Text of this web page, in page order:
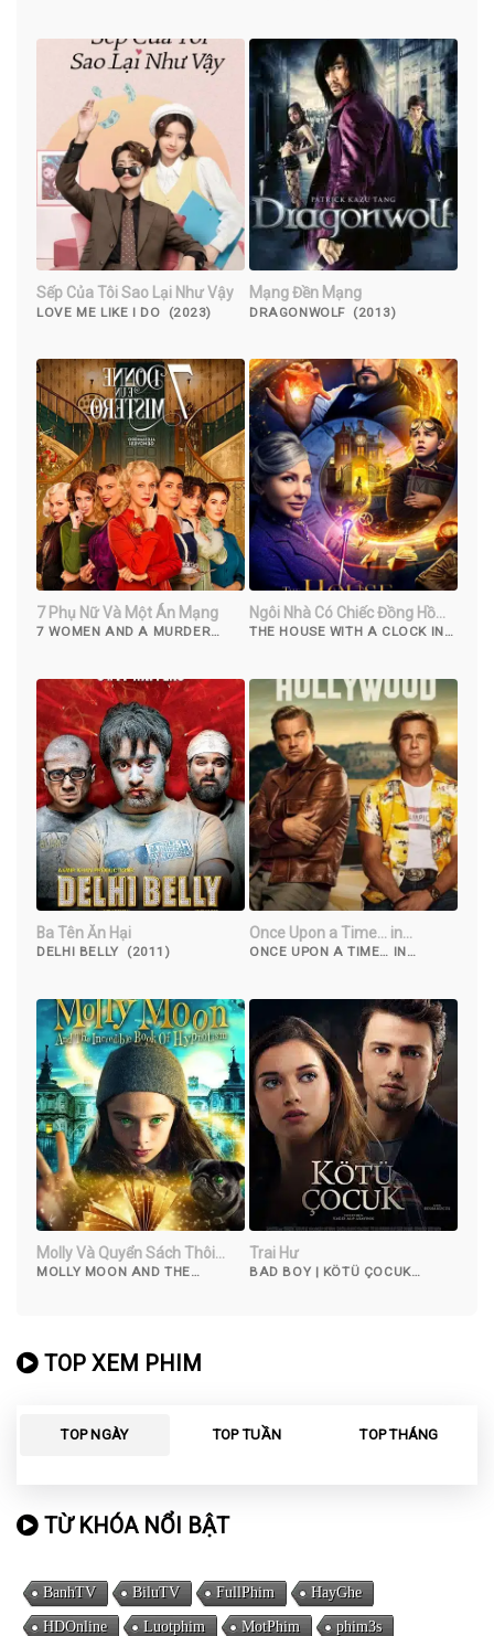
Sếp Của Tôi Sao Lại Như Vậy
LOVE ME LIKE I DO (2023)
Mạng Đền Mạng
DRAGONWOLF (2013)
7 Phụ Nữ Và Một Án Mạng
7 WOMEN AND A MURDER
Ngôi Nhà Có Chiếc Đồng Hồ
Ma Thuật
THE HOUSE WITH A CLOCK IN
Ba Tên Ăn Hại
DELHI BELLY (2011)
Once Upon a Time… in
Hollywood
ONCE UPON A TIME… IN
Molly Và Quyển Sách Thôi
Miên
MOLLY MOON AND THE
Trai Hư
BAD BOY | KÖTÜ ÇOCUK
TOP XEM PHIM
TOP NGÀY TOP TUẦN TOP THÁNG
TỪ KHÓA NỔI BẬT
BanhTV BiluTV FullPhim HayGhe
HDOnline Luotphim MotPhim phim3s